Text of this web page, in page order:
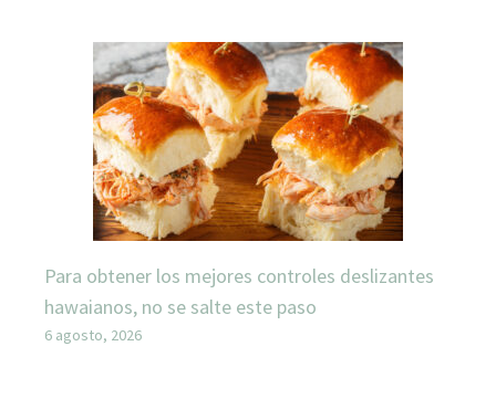
Para obtener los mejores controles deslizantes
hawaianos, no se salte este paso
6 agosto, 2026